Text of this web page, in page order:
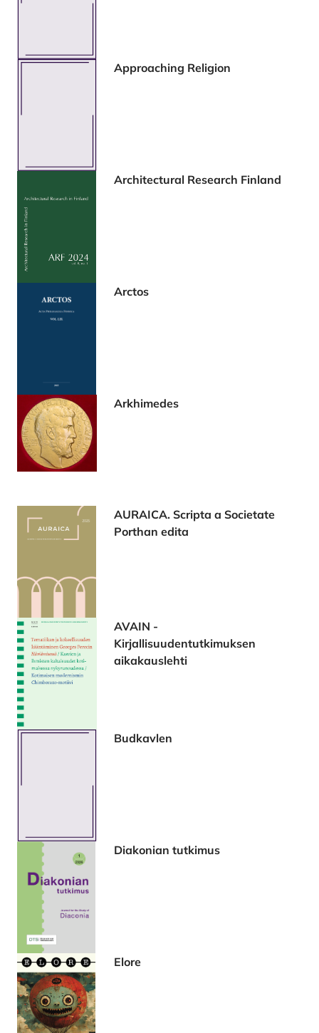
Approaching Religion
Architectural Research Finland
Arctos
Arkhimedes
AURAICA. Scripta a Societate
Porthan edita
AVAIN -
Kirjallisuudentutkimuksen
aikakauslehti
Budkavlen
Diakonian tutkimus
Elore